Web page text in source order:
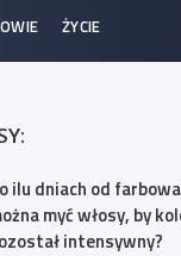
ŻYCIE
ilu dniach od
myć włosy, by
intensywny?